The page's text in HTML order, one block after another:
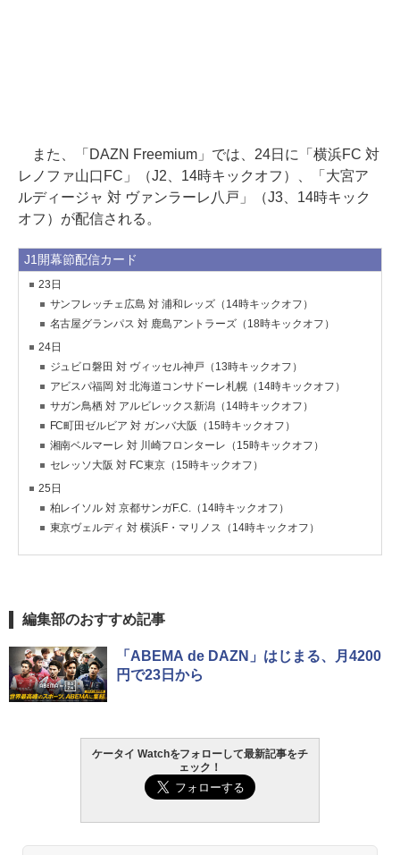
また、「DAZN Freemium」では、24日に「横浜FC 対
レノファ山口FC」（J2、14時キックオフ）、「大宮ア
ルディージャ 対 ヴァンラーレ八戸」（J3、14時キック
オフ）が配信される。
J1開幕節配信カード
23日
サンフレッチェ広島 対 浦和レッズ（14時キックオフ）
名古屋グランパス 対 鹿島アントラーズ（18時キックオフ）
24日
ジュビロ磐田 対 ヴィッセル神戸（13時キックオフ）
アビスパ福岡 対 北海道コンサドーレ札幌（14時キックオフ）
サガン鳥栖 対 アルビレックス新潟（14時キックオフ）
FC町田ゼルビア 対 ガンバ大阪（15時キックオフ）
湘南ベルマーレ 対 川崎フロンターレ（15時キックオフ）
セレッソ大阪 対 FC東京（15時キックオフ）
25日
柏レイソル 対 京都サンガF.C.（14時キックオフ）
東京ヴェルディ 対 横浜F・マリノス（14時キックオフ）
編集部のおすすめ記事
「ABEMA de DAZN」はじまる、月4200
円で23日から
ケータイ Watchをフォローして最新記事をチ
ェック！